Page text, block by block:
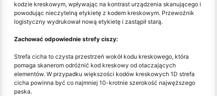
kodzie kreskowym, wpływając na kontrast urządzenia skanującego i
powodując nieczytelną etykietę z kodem kreskowym. Przewoźnik
logistyczny wydrukował nową etykietę i zastąpił starą.
Zachować odpowiednie strefy ciszy:
Strefa cicha to czysta przestrzeń wokół kodu kreskowego, która
pomaga skanerom odróżnić kod kreskowy od otaczających
elementów. W przypadku większości kodów kreskowych 1D strefa
cicha powinna być co najmniej 10-krotnie szerokość najwęższego
paska.